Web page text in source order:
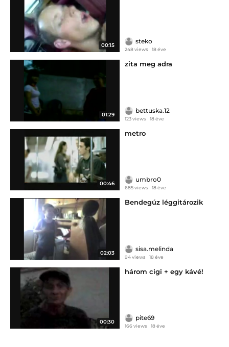
00:15
steko
248 views 18 éve
01:29
zita meg adra
bettuska.12
123 views 18 éve
00:46
metro
umbro0
685 views 18 éve
02:03
Bendegúz léggitározik
sisa.melinda
94 views 18 éve
00:30
három cigi + egy kávé!
pite69
166 views 18 éve